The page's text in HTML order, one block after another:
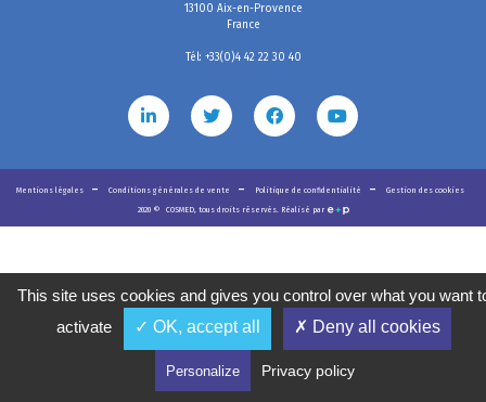
13100 Aix-en-Provence
France
Tél: +33(0)4 42 22 30 40
Mentions légales Conditions générales de vente Politique de confidentialité
Gestion des cookies
2020 © COSMED, tous droits réservés. Réalisé par
This site uses cookies and gives you control over what you want
activate
✓ OK, accept all ✗ Deny all cookies
Personalize Privacy policy